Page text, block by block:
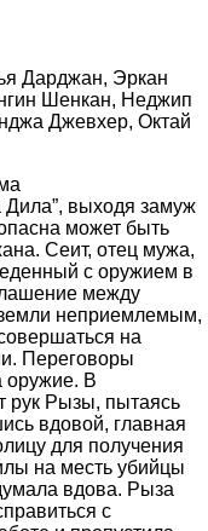
Дарджан, Эркан
Шенкан, Неджип
Джевхер, Октай
Дила”, выходя замуж
может быть
Сеит, отец мужа,
с оружием в
между
неприемлемым,
на
Переговоры
оружие. В
рук Рызы, пытаясь
вдовой, главная
для получения
на месть убийцы
вдова. Рыза
с